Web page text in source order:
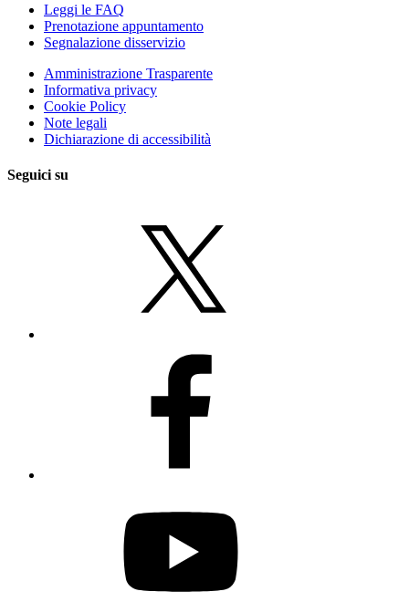
Leggi le FAQ
Prenotazione appuntamento
Segnalazione disservizio
Amministrazione Trasparente
Informativa privacy
Cookie Policy
Note legali
Dichiarazione di accessibilità
Seguici su